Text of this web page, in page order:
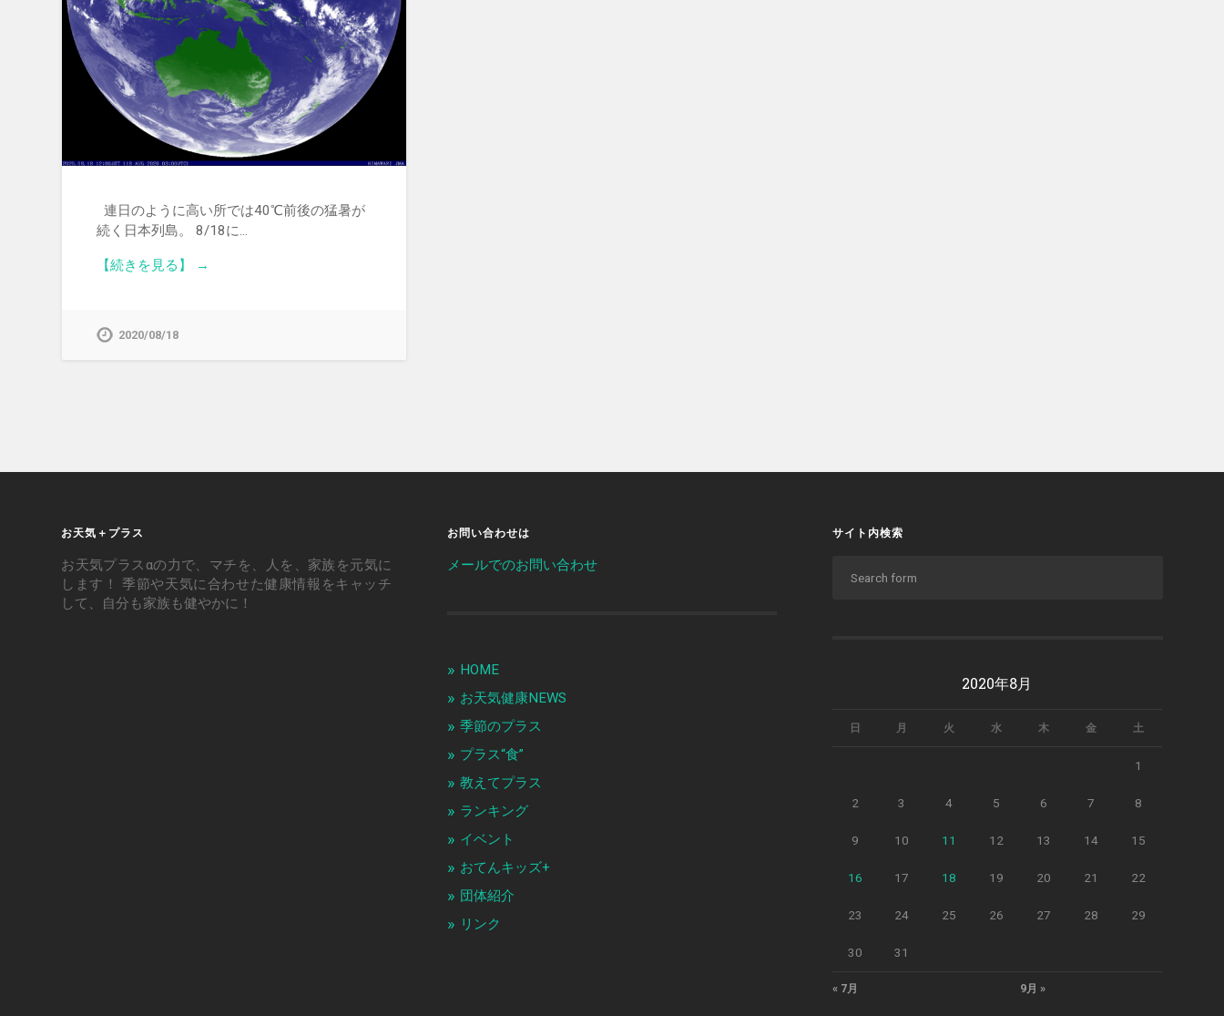
連日のように高い所では40℃前後の猛暑が
続く日本列島。 8/18に…
【続きを見る】 →
2020/08/18
お天気＋プラス
お天気プラスαの力で、マチを、人を、家族を元気に
します！ 季節や天気に合わせた健康情報をキャッチ
して、自分も家族も健やかに！
お問い合わせは
メールでのお問い合わせ
HOME
お天気健康NEWS
季節のプラス
プラス“食”
教えてプラス
ランキング
イベント
おてんキッズ+
団体紹介
リンク
サイト内検索
2020年8月
日 月 火 水 木 金 土
« 7月 9月 »
1
2 3 4 5 6 7 8
9 10 11 12 13 14 15
16 17 18 19 20 21 22
23 24 25 26 27 28 29
30 31